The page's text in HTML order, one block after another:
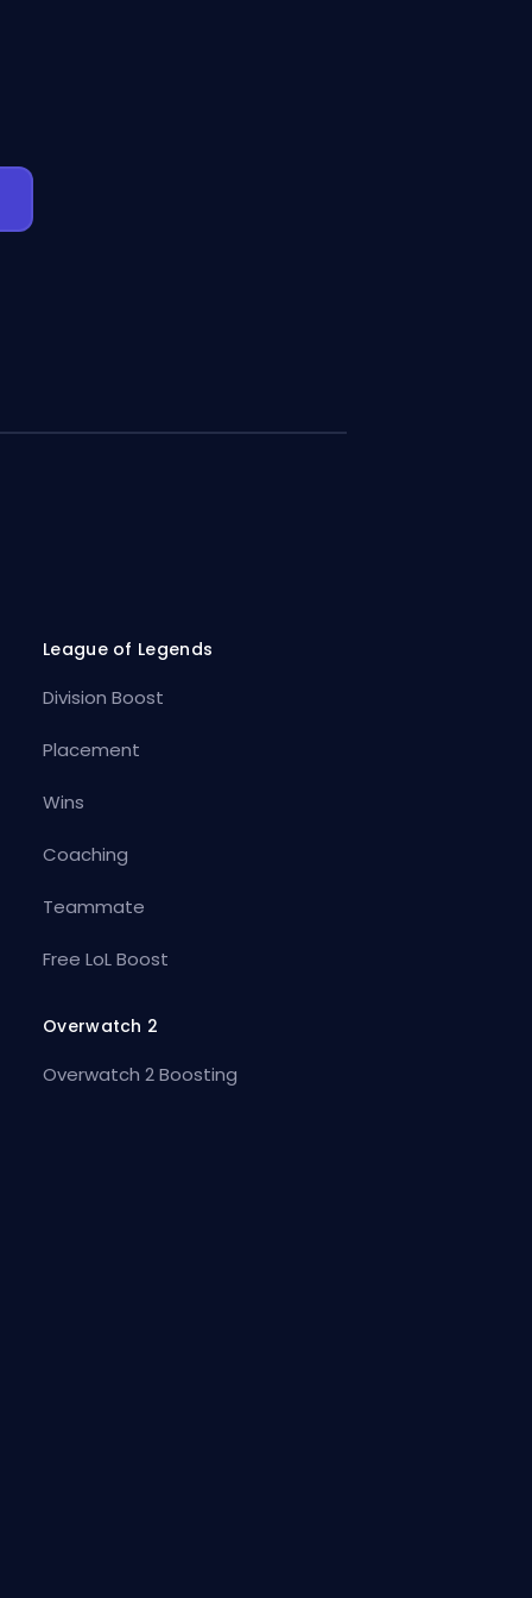
League of Legends
Division Boost
Placement
Wins
Coaching
Teammate
Free LoL Boost
Overwatch 2
Overwatch 2 Boosting